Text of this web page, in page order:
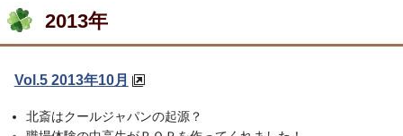
2013年
Vol.5 2013年10月
北斎はクールジャパンの起源？